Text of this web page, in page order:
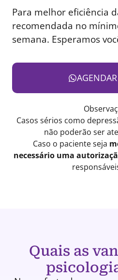
Para melhor eficiência
recomendada no
semana. Esperamos
Casos sérios como
não poderão ser
Caso o paciente seja
necessário uma
Quais as